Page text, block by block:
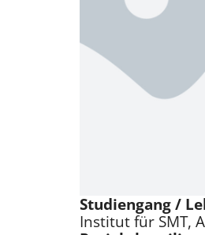
Studiengang /
Institut für SMT,